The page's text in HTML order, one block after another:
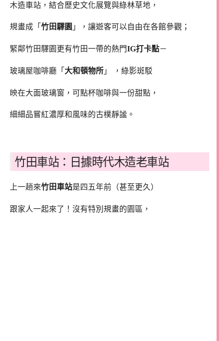
木造車站，結合歷史文化展覽與綠林草地，
規畫成「 竹田驛園 」，讓遊客可以自由在各館參觀；
緊鄰竹田驛園更有竹田一帶的熱門IG打卡點－
玻璃屋咖啡廳「 大和頓物所 」 ，綠影斑駁
映在大面玻璃窗，可點杯咖啡與一份甜點，
細細品嘗紅濃厚和風味的古樸靜謐。
竹田車站：日據時代木造老車站
上一趟來竹田車站是四五年前（甚至更久）
跟家人一起來了！沒有特別規畫的園區，